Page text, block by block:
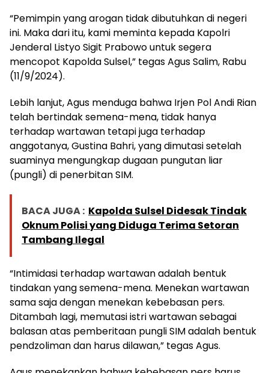
“Pemimpin yang arogan tidak dibutuhkan di negeri
ini. Maka dari itu, kami meminta kepada Kapolri
Jenderal Listyo Sigit Prabowo untuk segera
mencopot Kapolda Sulsel,” tegas Agus Salim, Rabu
(11/9/2024).
Lebih lanjut, Agus menduga bahwa Irjen Pol Andi Rian
telah bertindak semena-mena, tidak hanya
terhadap wartawan tetapi juga terhadap
anggotanya, Gustina Bahri, yang dimutasi setelah
suaminya mengungkap dugaan pungutan liar
(pungli) di penerbitan SIM.
BACA JUGA : Kapolda Sulsel Didesak Tindak
Oknum Polisi yang Diduga Terima Setoran
Tambang Ilegal
“Intimidasi terhadap wartawan adalah bentuk
tindakan yang semena-mena. Menekan wartawan
sama saja dengan menekan kebebasan pers.
Ditambah lagi, memutasi istri wartawan sebagai
balasan atas pemberitaan pungli SIM adalah bentuk
pendzoliman dan harus dilawan,” tegas Agus.